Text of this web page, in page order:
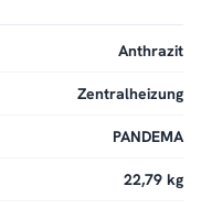
Anthrazit
Zentralheizung
PANDEMA
22,79 kg